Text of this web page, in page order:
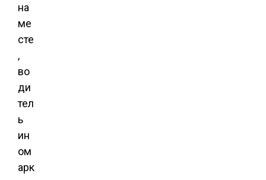
на
ме
сте
,
во
ди
тел
ь
ин
ом
арк